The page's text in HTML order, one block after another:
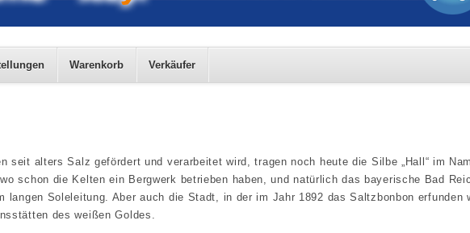
Warenkorb Verkäufer
seit alters Salz gefördert und verarbeitet wird, tragen noch heute die Silbe „Hall“ im
schon die Kelten ein Bergwerk betrieben haben, und natürlich das bayerische Bad
langen Soleleitung. Aber auch die Stadt, in der im Jahr 1892 das Saltzbonbon erfunden
des weißen Goldes.